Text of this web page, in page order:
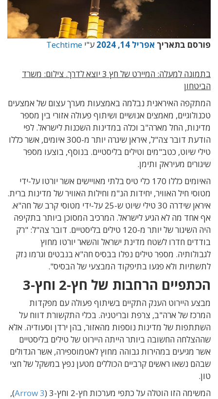
פורסם בתאריך אפריל 14, 2024 ע"י Techtime
בתמונה למעלה: המיירט של חץ 3 יוצא לדרך. צילום: משרד
הביטחון
המתקפה האיראנית נבלמה באמצעות מערך עצום של אמצעים
טכנולוגיים, מאמצים אנושיים ושיתוף פעולה אזורי בין מספר
מדינות, החל מארה"ב וכלה במדינות השכנות לישראל. לפי
הודעת דובר צה"ל, איראן שיגרה יותר מ-300 איומים, אשר כללו
טילי שיוט, כטב"מים וטילים בליסטיים. בנוסף, בוצעו מספר
שיגורים מעיראק ותימן.
האיומים כללו 170 כלי טיס בלתי מאויישים אשר יורטו על-ידי
מטוסי חיל האוויר, יחידות הנ"מ וחילות האוויר של מדינות ברית.
איראן שידרה 30 טילי שיוט ש-25 על-ידי מטוסי קרב של חה"א.
אף אחד מה לא הגיע לישראל. המרכיב המסוכן ביותר בתקיפה
היה השיגור של יותר מ-120 טילים בליסטיים. דובר צה"ל: "רק
בודדים חדרו לשטח מדינת ישראל והשאר יורטו מחוץ
לגבולותיה. מספר טילים נפלו בבסיס חה"א בנבטים וגרמו נזק
לתשתיות ולא פגעו בתיפקוד המבצעי של הבסיס".
הכתפיים הרחבות של חץ-2 וחץ-3
מבצע היירוט הענק התקיים בשיתוף פעולה עם מפקדות
המרכז של ארה"ב, צרפת ובריטניה. בכלי התקשורת דווח על
השתתפות של מדינות נוספות מהאזור, בהן ירדן וסעודיה. אלא
שההצלחה החשובה ביותר הייתה היירוט של טילים בליסטיים
אשר מגיעים במהירות גבוהה מחוץ לאטמוספירה, אשר הגדולים
שבהם נשאו ראשים קרביים הכוללים מטען נפץ במשקל של חצי
טון.
המשימה הזו הוטלה על כתפי מערכות חץ-2 וחץ-3 (
Arrow 3
),